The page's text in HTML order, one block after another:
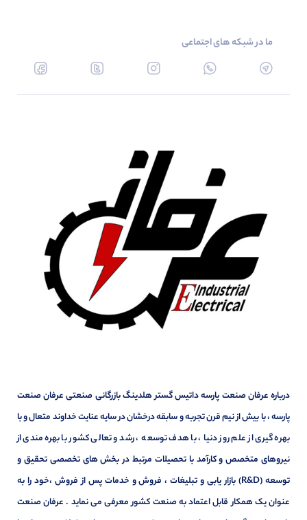
ما در شبکه های اجتماعی
درباره عرفان صنعت پارسه داتیس گستر هلدینگ بازرگانی صنعتی عرفان صنعت
پارسه ، با بیش از نیم قرن تجربه و سابقه درخشان در سایه عنایت خداوند متعال و با
بهره گیری از علم روز دنیا ، با هدف توسعه ، رشد و تعالی کشور با بهره مندی از
نیروهای متخصص و کارآمد با تحصیلات مرتبط در بخش های تخصصی تحقیق و
توسعه (R&D) بازار یابی و تبلیغات ، فروش و خدمات پس از فروش ،خود را به
عنوان یک همکار قابل اعتماد به صنعت کشور معرفی می نماید . عرفان صنعت